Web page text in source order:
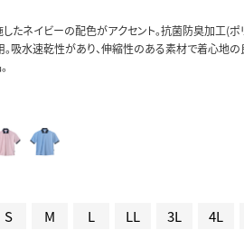
たネイビーの配色がアクセント。抗菌防臭加工(ポ
。吸水速乾性があり、伸縮性のある素材で着心地の
S M L LL 3L 4L